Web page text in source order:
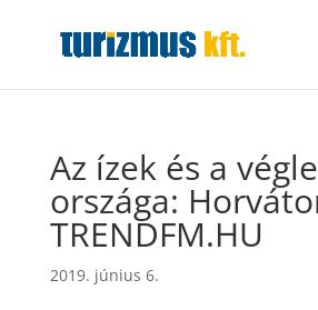
Az ízek és a
országa:
TRENDFM.HU
2019. június 6.